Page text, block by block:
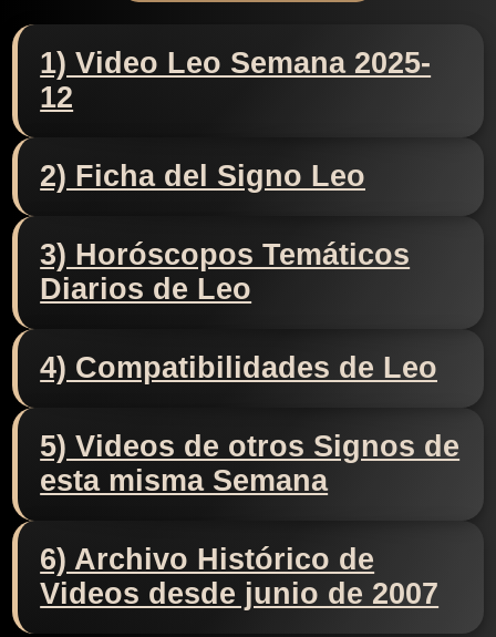
1) Video Leo Semana 2025-
12
2) Ficha del Signo Leo
3) Horóscopos Temáticos
Diarios de Leo
4) Compatibilidades de Leo
5) Videos de otros Signos de
esta misma Semana
6) Archivo Histórico de
Videos desde junio de 2007